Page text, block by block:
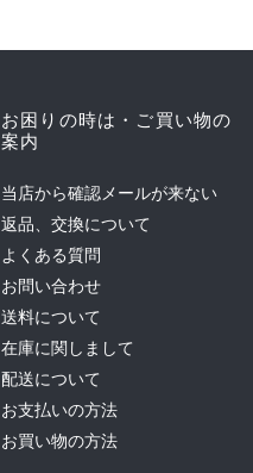
お困りの時は・ご買い物の
案内
当店から確認メールが来ない
返品、交換について
よくある質問
お問い合わせ
送料について
在庫に関しまして
配送について
お支払いの方法
お買い物の方法